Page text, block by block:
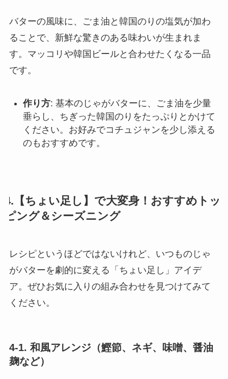
バターの風味に、ごま油と韓国のりの塩気が加わ
ることで、新鮮な驚きのある味わいが生まれま
す。マッコリや韓国ビールと合わせたくなる一品
です。
作り方: 基本のじゃがバターに、ごま油を少量
垂らし、ちぎった韓国のりをたっぷりとかけて
ください。お好みでコチュジャンを少し添える
のもおすすめです。
4.【ちょい足し】で大変身！おすすめトッ
ピング＆シーズニング
レシピというほどではないけれど、いつものじゃ
がバターを劇的に変える「ちょい足し」アイデ
ア。ぜひお気に入りの組み合わせを見つけてみて
ください。
4-1. 和風アレンジ（鰹節、ネギ、味噌、醤油
麹など）